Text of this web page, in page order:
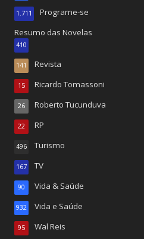
Programe-se
1.711
Resumo das Novelas
410
Revista
141
Ricardo Tomassoni
15
Roberto Tucunduva
26
RP
22
Turismo
496
TV
167
Vida & Saúde
90
Vida e Saúde
932
Wal Reis
95